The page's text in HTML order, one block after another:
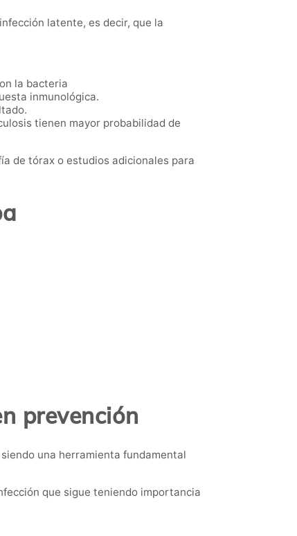
latente, es decir, que la
la bacteria
inmunológica.
tienen mayor probabilidad de
de tórax o estudios adicionales para
prevención
una herramienta fundamental
que sigue teniendo importancia